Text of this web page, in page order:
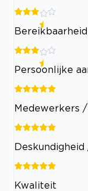
Persoonlijke
Medewerkers
Kwaliteit